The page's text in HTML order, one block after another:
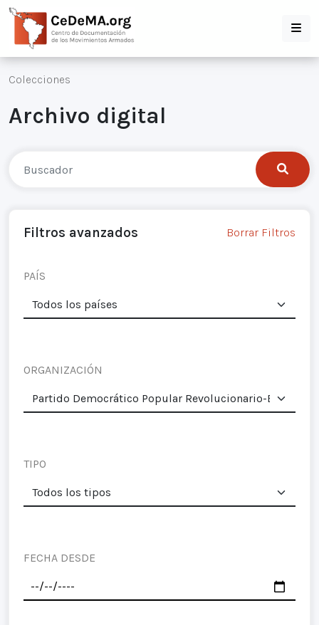
Colecciones
Archivo digital
Filtros avanzados Borrar Filtros
PAÍS
ORGANIZACIÓN
TIPO
FECHA DESDE